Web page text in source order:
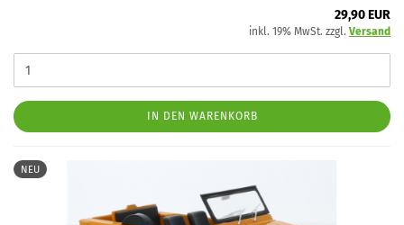
29,90 EUR
inkl. 19% MwSt. zzgl. Versand
IN DEN WARENKORB
NEU